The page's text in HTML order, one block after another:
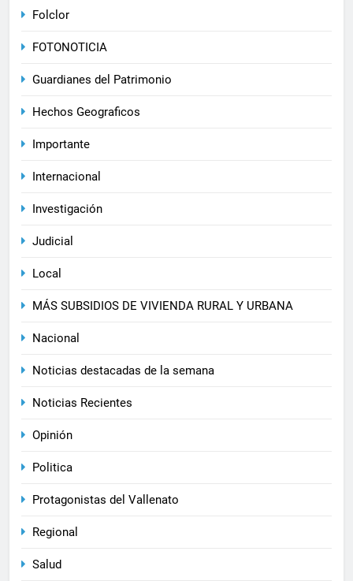
Folclor
FOTONOTICIA
Guardianes del Patrimonio
Hechos Geograficos
Importante
Internacional
Investigación
Judicial
Local
MÁS SUBSIDIOS DE VIVIENDA RURAL Y URBANA
Nacional
Noticias destacadas de la semana
Noticias Recientes
Opinión
Politica
Protagonistas del Vallenato
Regional
Salud